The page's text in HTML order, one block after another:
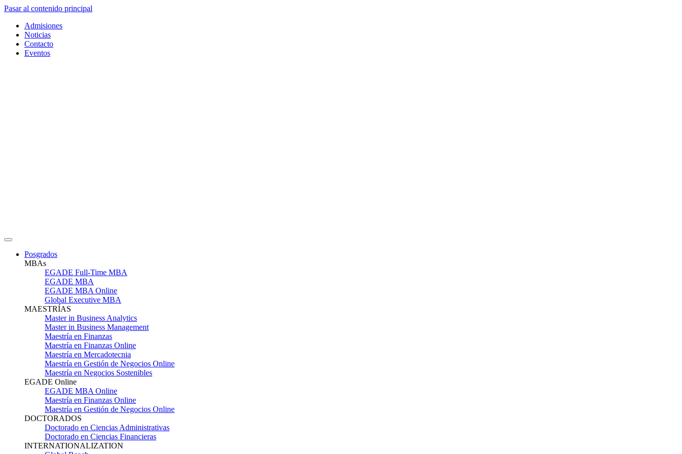
Pasar al contenido principal
Admisiones
Noticias
Contacto
Eventos
Posgrados
MBAs
EGADE Full-Time MBA
EGADE MBA
EGADE MBA Online
Global Executive MBA
MAESTRÍAS
Master in Business Analytics
Master in Business Management
Maestría en Finanzas
Maestría en Finanzas Online
Maestría en Mercadotecnia
Maestría en Gestión de Negocios Online
Maestría en Negocios Sostenibles
EGADE Online
EGADE MBA Online
Maestría en Finanzas Online
Maestría en Gestión de Negocios Online
DOCTORADOS
Doctorado en Ciencias Administrativas
Doctorado en Ciencias Financieras
INTERNATIONALIZATION